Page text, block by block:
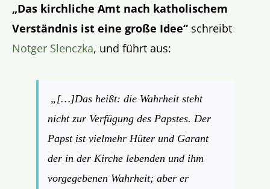
„Das kirchliche Amt nach katholischem
Verständnis ist eine große Idee“ schreibt
Notger Slenczka, und führt aus:
„[…]Das heißt: die Wahrheit steht
nicht zur Verfügung des Papstes. Der
Papst ist vielmehr Hüter und Garant
der in der Kirche lebenden und ihm
vorgegebenen Wahrheit; aber er